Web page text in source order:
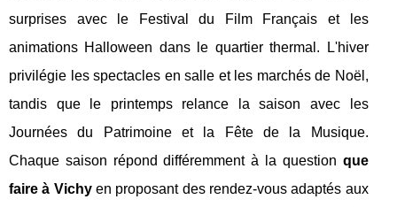
surprises avec le Festival du Film Français et les
animations Halloween dans le quartier thermal. L'hiver
privilégie les spectacles en salle et les marchés de Noël,
tandis que le printemps relance la saison avec les
Journées du Patrimoine et la Fête de la Musique.
Chaque saison répond différemment à la question que
faire à Vichyen proposant des rendez-vous adaptés aux